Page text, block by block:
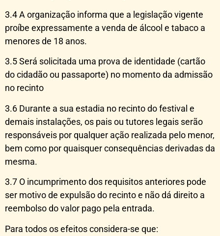
3.4 A organização informa que a legislação vigente
proíbe expressamente a venda de álcool e tabaco a
menores de 18 anos.
3.5 Será solicitada uma prova de identidade (cartão
do cidadão ou passaporte) no momento da admissão
no recinto
3.6 Durante a sua estadia no recinto do festival e
demais instalações, os pais ou tutores legais serão
responsáveis por qualquer ação realizada pelo menor,
bem como por quaisquer consequências derivadas da
mesma.
3.7 O incumprimento dos requisitos anteriores pode
ser motivo de expulsão do recinto e não dá direito a
reembolso do valor pago pela entrada.
Para todos os efeitos considera-se que: